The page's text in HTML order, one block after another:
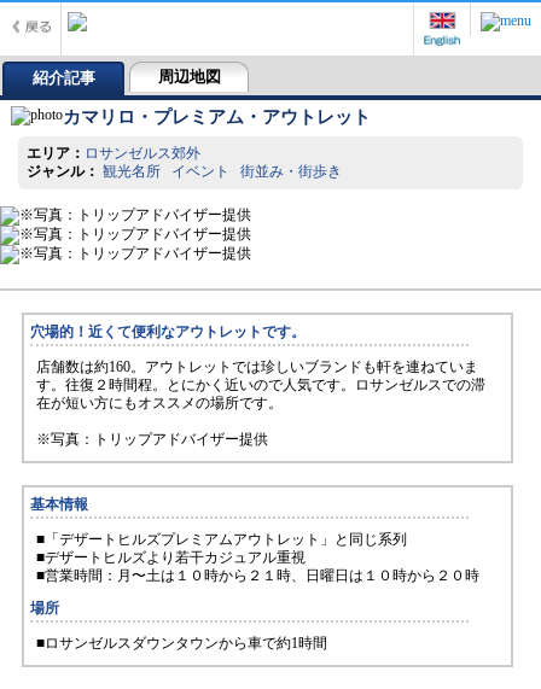
紹介記事 周辺地図
カマリロ・プレミアム・アウトレット
エリア： ロサンゼルス郊外
ジャンル： 観光名所 イベント 街並み・街歩き
穴場的！近くて便利なアウトレットです。
店舗数は約160。アウトレットでは珍しいブランドも軒を連ねていま
す。往復２時間程。とにかく近いので人気です。ロサンゼルスでの滞
在が短い方にもオススメの場所です。
※写真：トリップアドバイザー提供
基本情報
■「デザートヒルズプレミアムアウトレット」と同じ系列
■デザートヒルズより若干カジュアル重視
■営業時間：月〜土は１０時から２１時、日曜日は１０時から２０時
場所
■ロサンゼルスダウンタウンから車で約1時間